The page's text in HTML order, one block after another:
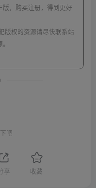
，购买注册，得到更好
版权的资源请尽快联系站
吧
享 收藏